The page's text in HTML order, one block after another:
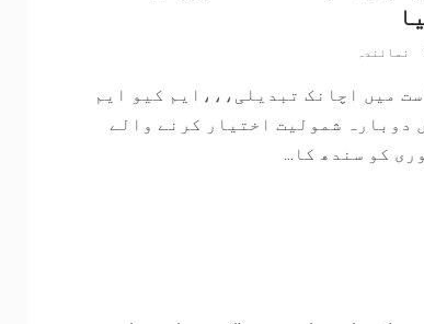
نمائندہ
میں اچانک تبدیلی،،،ایم کیو ایم
دوبارہ شمولیت اختیار کرنے والے
کو سندھ کا...